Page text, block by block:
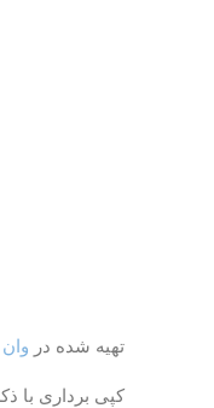
تهیه شده در
کپی برداری با